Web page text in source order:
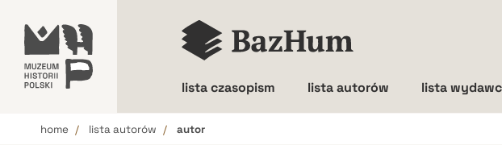
lista czasopism lista autorów lista
home lista autorów autor